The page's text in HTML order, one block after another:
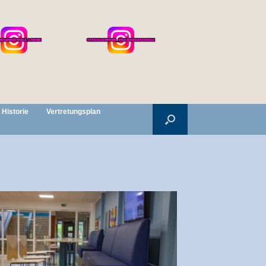
Historie Vertretungsplan